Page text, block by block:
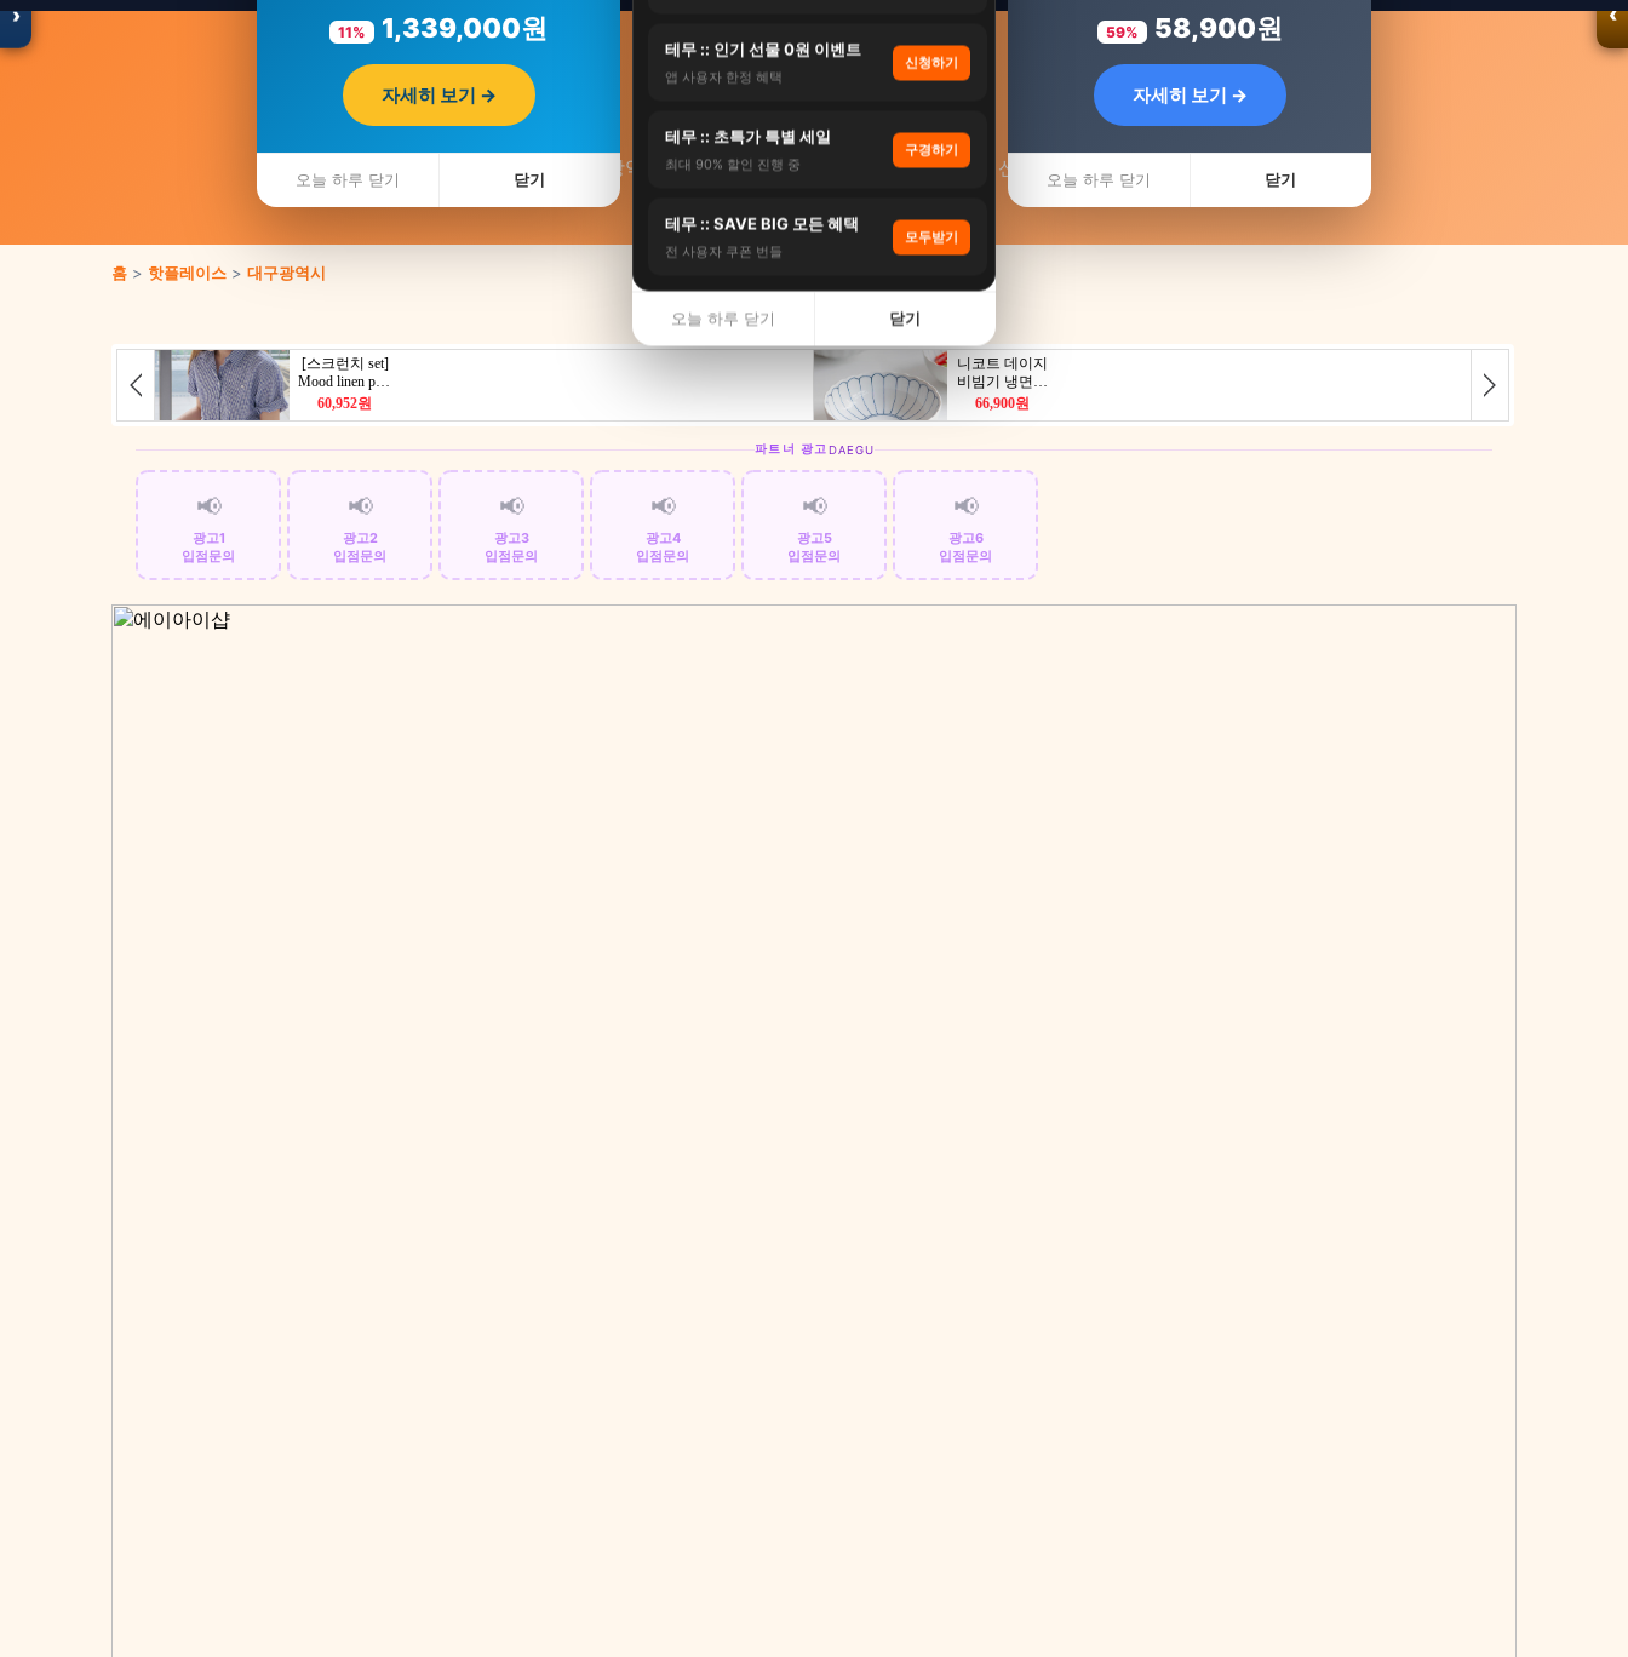
› ‹
대구광역시 서울·부산·제주 인기 맛집·카페·팝업 최신 정보
홈 > 핫플레이스 > 대구광역시
파트너 광고DAEGU
📢
광고1
입점문의
📢
광고2
입점문의
📢
광고3
입점문의
📢
광고4
입점문의
📢
광고5
입점문의
📢
광고6
입점문의
테무 :: 인기 선물 0원 이벤트
앱 사용자 한정 혜택
신청하기
테무 :: 초특가 특별 세일
최대 90% 할인 진행 중
구경하기
테무 :: SAVE BIG 모든 혜택
전 사용자 쿠폰 번들
모두받기
오늘 하루 닫기 닫기
59% 58,900원
자세히 보기 →
오늘 하루 닫기 닫기
11% 1,339,000원
자세히 보기 →
오늘 하루 닫기 닫기